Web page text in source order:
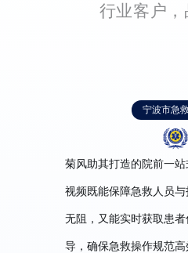
行业客户
宁波市急
菊风助其打造的院前一
视频既能保障急救人员
无阻，又能实时获取患
导，确保急救操作规范